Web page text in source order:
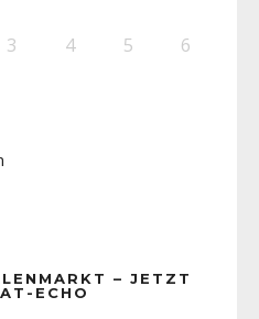
3 4 5 6
– JETZT
ECHO